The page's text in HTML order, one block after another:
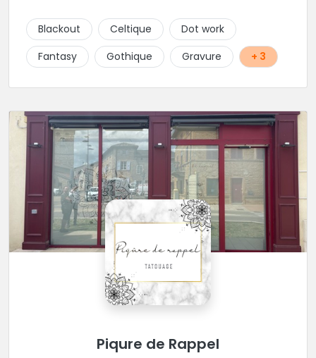
talentueux, capables de travailler une large gamme
de styles, pour vous offrir des créations aussi variées
que chargées de sens. Tout au long de l’année, nous
accueillons également des guests venus d’horizons
bâtiment chargé d’histoire, Blacksquad Tattooshop
est un lieu où se mêlent intimité, créativité et bien-
être. Ici, on tatoue pour marquer la peau et l’âme. 🌐
RDV : https://www.blacksquad-
tattooshop.com/contact
Blackout Celtique
Dot work
Fantasy
Gothique Gravure + 3
Piqure de Rappel